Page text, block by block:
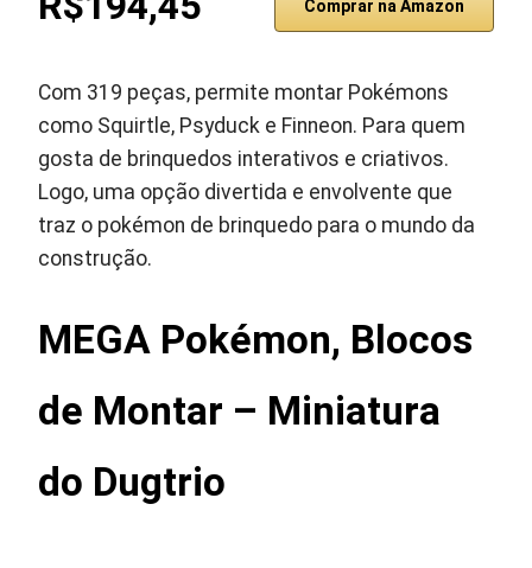
Comprar na Amazon
Com 319 peças, permite montar Pokémons
como Squirtle, Psyduck e Finneon. Para quem
gosta de brinquedos interativos e criativos.
Logo, uma opção divertida e envolvente que
traz o pokémon de brinquedo para o mundo da
construção.
MEGA Pokémon, Blocos
de Montar – Miniatura
do Dugtrio